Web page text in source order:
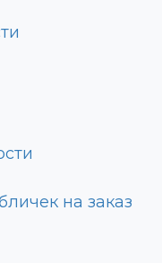
на заказ